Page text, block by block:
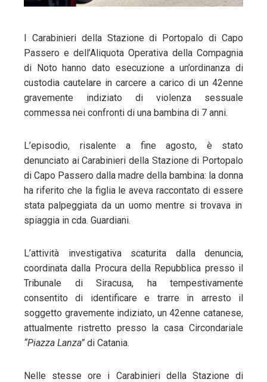
I Carabinieri della Stazione di Portopalo di Capo
Passero e dell’Aliquota Operativa della Compagnia
di Noto hanno dato esecuzione a un’ordinanza di
custodia cautelare in carcere a carico di un 42enne
gravemente indiziato di violenza sessuale
commessa nei confronti di una bambina di 7 anni.
L’episodio, risalente a fine agosto, è stato
denunciato ai Carabinieri della Stazione di Portopalo
di Capo Passero dalla madre della bambina: la donna
ha riferito che la figlia le aveva raccontato di essere
stata palpeggiata da un uomo mentre si trovava in
spiaggia in cda. Guardiani.
L’attività investigativa scaturita dalla denuncia,
coordinata dalla Procura della Repubblica presso il
Tribunale di Siracusa, ha tempestivamente
consentito di identificare e trarre in arresto il
soggetto gravemente indiziato, un 42enne catanese,
attualmente ristretto presso la casa Circondariale
“Piazza Lanza” di Catania.
Nelle stesse ore i Carabinieri della Stazione di